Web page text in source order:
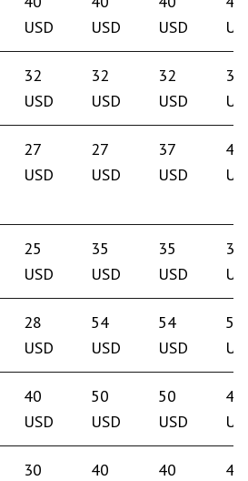
USD
USD
USD
32
USD
32
USD
32
USD
35
27
USD
27
USD
37
USD
40
25
USD
35
USD
35
USD
35
28
USD
54
USD
54
USD
50
40
USD
50
USD
50
USD
45
30
40
40
40